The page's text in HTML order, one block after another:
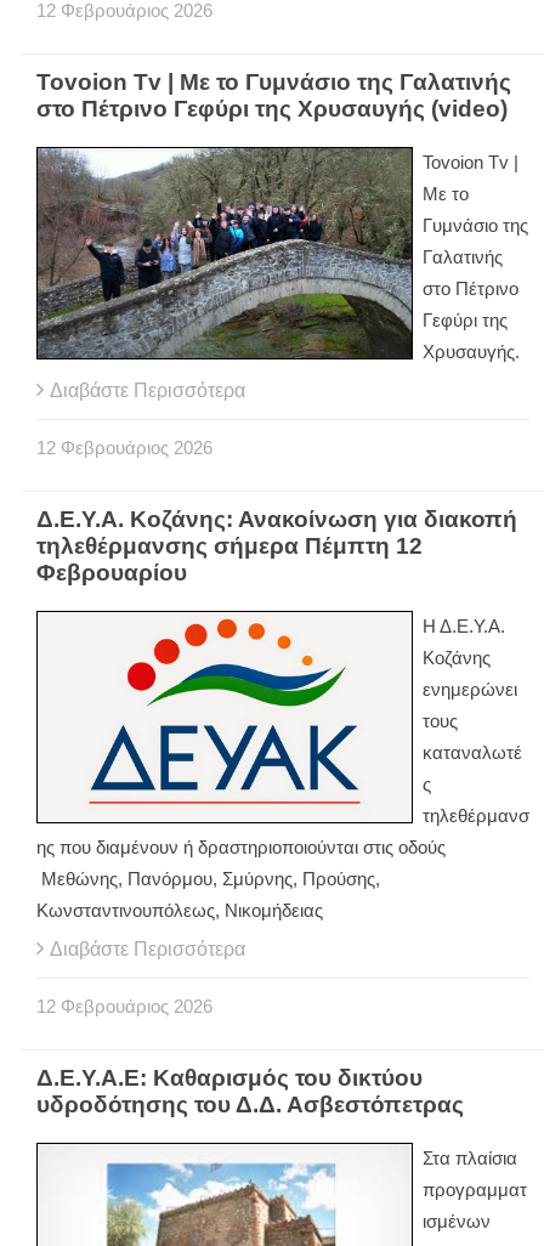
12 Φεβρουάριος 2026
Tovoion Tv | Mε το Γυμνάσιο της Γαλατινής
στο Πέτρινο Γεφύρι της Χρυσαυγής (video)
Tovoion Tv |
Mε το
Γυμνάσιο της
Γαλατινής
στο Πέτρινο
Γεφύρι της
Χρυσαυγής.
Διαβάστε Περισσότερα
12 Φεβρουάριος 2026
Δ.Ε.Υ.Α. Κοζάνης: Ανακοίνωση για διακοπή
τηλεθέρμανσης σήμερα Πέμπτη 12
Φεβρουαρίου
Η Δ.Ε.Υ.Α.
Κοζάνης
ενημερώνει
τους
καταναλωτέ
ς
τηλεθέρμανσ
ης που διαμένουν ή δραστηριοποιούνται στις οδούς
Μεθώνης, Πανόρμου, Σμύρνης, Προύσης,
Κωνσταντινουπόλεως, Νικομήδειας
Διαβάστε Περισσότερα
12 Φεβρουάριος 2026
Δ.Ε.Υ.Α.Ε: Καθαρισμός του δικτύου
υδροδότησης του Δ.Δ. Ασβεστόπετρας
Στα πλαίσια
προγραμματ
ισμένων